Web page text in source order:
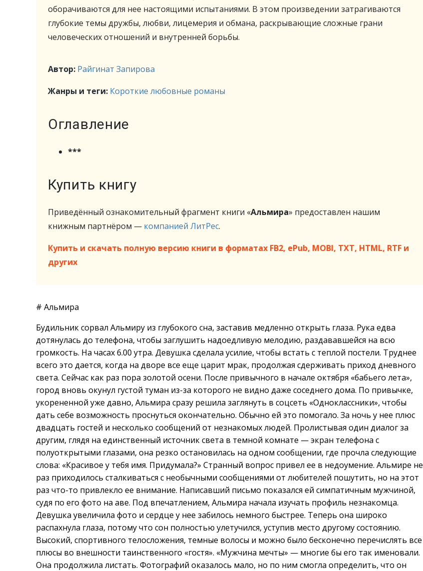
оборачиваются для нее настоящими испытаниями. В этом произведении затрагиваются
глубокие темы дружбы, любви, лицемерия и обмана, раскрывающие сложные грани
человеческих отношений и внутренней борьбы.
Автор: Райгинат Запирова
Жанры и теги: Короткие любовные романы
Оглавление
***
Купить книгу
Приведённый ознакомительный фрагмент книги «Альмира» предоставлен нашим
книжным партнёром — компанией ЛитРес.
Купить и скачать полную версию книги в форматах FB2, ePub, MOBI, TXT, HTML, RTF и
других
# Альмира
Будильник сорвал Альмиру из глубокого сна, заставив медленно открыть глаза. Рука едва
дотянулась до телефона, чтобы заглушить надоедливую мелодию, раздававшейся на всю
громкость. На часах 6.00 утра. Девушка сделала усилие, чтобы встать с теплой постели. Труднее
всего это дается, когда на дворе все еще царит мрак, продолжая сдерживать приход дневного
света. Сейчас как раз пора золотой осени. После привычного в начале октября «бабьего лета»,
город вновь окунул густой туман из-за которого не видно даже соседнего дома. По привычке,
укорененной уже давно, Альмира сразу решила заглянуть в соцсеть «Одноклассники», чтобы
дать себе возможность проснуться окончательно. Обычно ей это помогало. За ночь у нее плюс
двадцать гостей и несколько сообщений от незнакомых людей. Пролистывая один диалог за
другим, глядя на единственный источник света в темной комнате — экран телефона с
полуоткрытыми глазами, она резко остановилась на одном сообщении, где прочла следующие
слова: «Красивое у тебя имя. Придумала?» Странный вопрос привел ее в недоумение. Альмире не
раз приходилось сталкиваться с необычными сообщениями от любителей пошутить, но на этот
раз что-то привлекло ее внимание. Написавший письмо показался ей симпатичным мужчиной,
судя по его фото на аве. Под впечатлением, Альмира начала изучать профиль незнакомца.
Девушка увеличила фото и сердце у нее забилось немного быстрее. Теперь она широко
распахнула глаза, потому что сон полностью улетучился, уступив место другому состоянию.
Высокий, спортивного телосложения, темные волосы и можно было бесконечно перечислять все
плюсы во внешности таинственного «гостя». «Мужчина мечты» — многие бы его так именовали.
Она продолжила листать. Фотографий оказалось мало, но по ним смогла определить, что он